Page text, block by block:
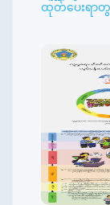
ထုတ်ပေးရာ